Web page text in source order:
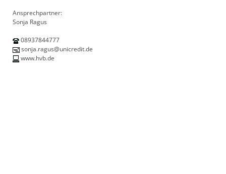
Ansprechpartner:
Sonja Ragus
08937844777
sonja.ragus@unicredit.de
www.hvb.de